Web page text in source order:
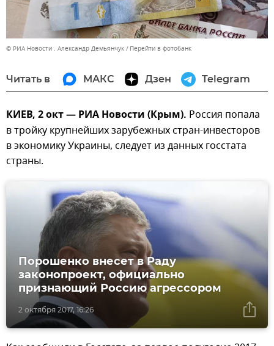
© РИА Новости . Александр Демьянчук Перейти в фотобанк
Читать в МАКС Дзен Telegram
КИЕВ, 2 окт — РИА Новости (Крым). Россия попала
в тройку крупнейших зарубежных стран-инвесторов
в экономику Украины, следует из данных госстата
страны.
2 октября 2017, 16:26
Порошенко внесет в Раду
законопроект, официально
признающий Россию агрессором